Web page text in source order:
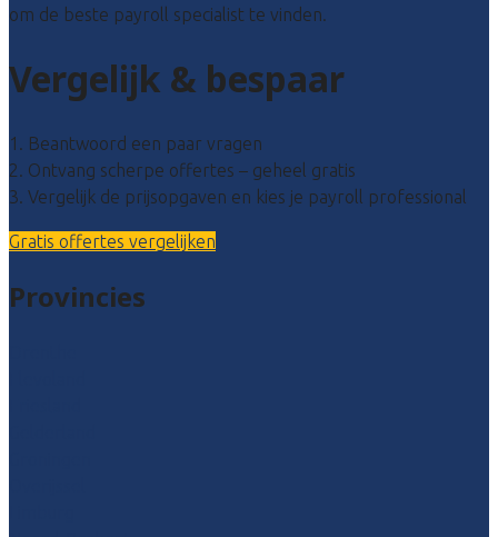
om de beste payroll specialist te vinden.
Vergelijk & bespaar
1. Beantwoord een paar vragen
2. Ontvang scherpe offertes – geheel gratis
3. Vergelijk de prijsopgaven en kies je payroll professional
Gratis offertes vergelijken
Provincies